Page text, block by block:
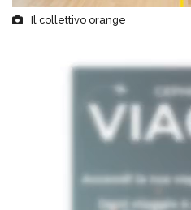
Il collettivo orange